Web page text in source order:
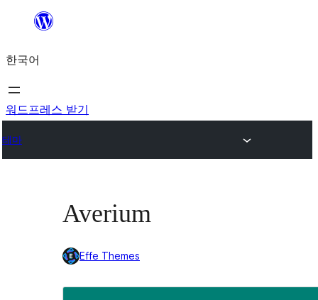
츠
로
바
가
한국어
워드프레스 받기
테마
Averium
Effe Themes